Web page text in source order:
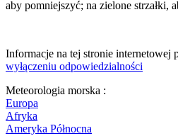
aby pomniejszyć; na zielone strzałki,
Informacje na tej stronie internetowej
wyłączeniu odpowiedzialności
Meteorologia morska :
Europa
Afryka
Ameryka Północna